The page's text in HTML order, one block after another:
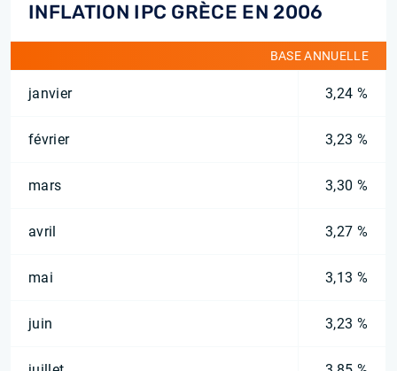
INFLATION IPC GRÈCE EN 2006
BASE ANNUELLE
janvier 3,24 %
février 3,23 %
mars 3,30 %
avril 3,27 %
mai 3,13 %
juin 3,23 %